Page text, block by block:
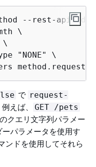
--rest-api-id
\
\
"NONE" \
で request-
えば、 GET /pets
クエリ文字列パラメー
パラメータを使用す
ンドを使用してそれら